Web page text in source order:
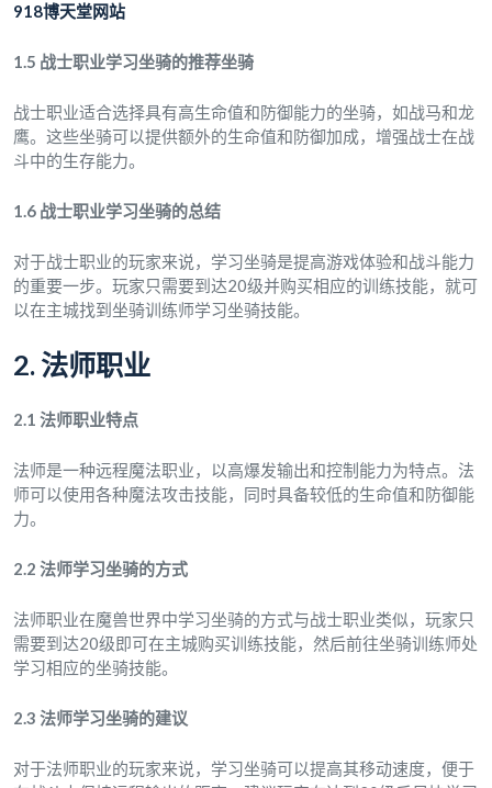
918博天堂网站
1.5 战士职业学习坐骑的推荐坐骑
战士职业适合选择具有高生命值和防御能力的坐骑，如战马和龙
鹰。这些坐骑可以提供额外的生命值和防御加成，增强战士在战
斗中的生存能力。
1.6 战士职业学习坐骑的总结
对于战士职业的玩家来说，学习坐骑是提高游戏体验和战斗能力
的重要一步。玩家只需要到达20级并购买相应的训练技能，就可
以在主城找到坐骑训练师学习坐骑技能。
2. 法师职业
2.1 法师职业特点
法师是一种远程魔法职业，以高爆发输出和控制能力为特点。法
师可以使用各种魔法攻击技能，同时具备较低的生命值和防御能
力。
2.2 法师学习坐骑的方式
法师职业在魔兽世界中学习坐骑的方式与战士职业类似，玩家只
需要到达20级即可在主城购买训练技能，然后前往坐骑训练师处
学习相应的坐骑技能。
2.3 法师学习坐骑的建议
对于法师职业的玩家来说，学习坐骑可以提高其移动速度，便于